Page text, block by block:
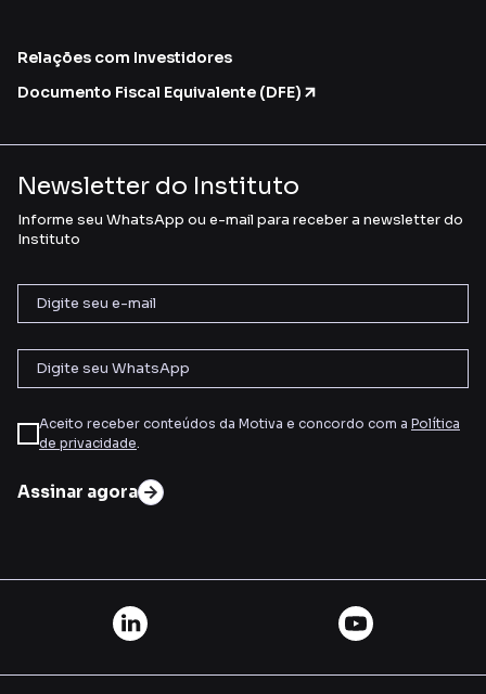
Relações com Investidores
Documento Fiscal Equivalente (DFE)
Newsletter do Instituto
Informe seu WhatsApp ou e-mail para receber a newsletter do
Instituto
Aceito receber conteúdos da Motiva e concordo com a Política
de privacidade.
Assinar agora